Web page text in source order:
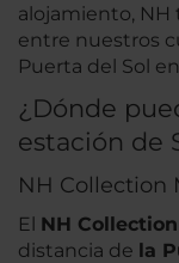
alojamiento, NH
entre nuestros
Puerta del Sol
¿Dónde
estación de
NH Collection
El NH
distancia de la